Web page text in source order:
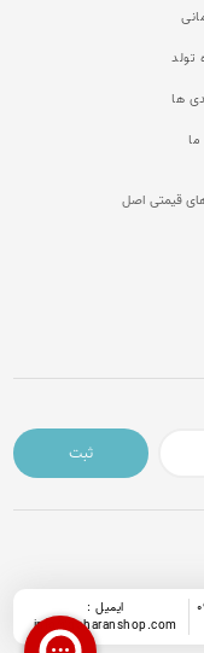
ها
قیمتی اصل
ثبت
ایمیل :
info@goharanshop.com